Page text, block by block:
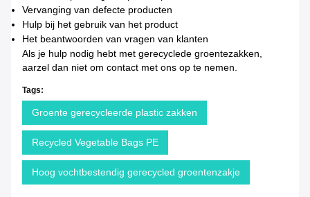
Vervanging van defecte producten
Hulp bij het gebruik van het product
Het beantwoorden van vragen van klanten
Als je hulp nodig hebt met gerecyclede groentezakken,
aarzel dan niet om contact met ons op te nemen.
Tags:
Groente gerecycleerde plastic zakken
Recycled Vegetable Bags PE
Hoog vochtbestendig gerecycled groentenzakje